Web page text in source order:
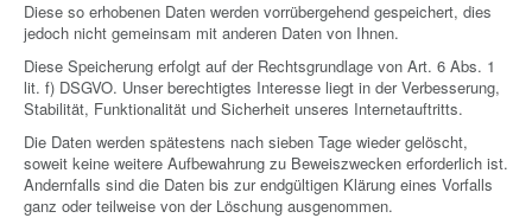
Diese so erhobenen Daten werden vorrübergehend gespeichert, dies
jedoch nicht gemeinsam mit anderen Daten von Ihnen.
Diese Speicherung erfolgt auf der Rechtsgrundlage von Art. 6 Abs. 1
lit. f) DSGVO. Unser berechtigtes Interesse liegt in der Verbesserung,
Stabilität, Funktionalität und Sicherheit unseres Internetauftritts.
Die Daten werden spätestens nach sieben Tage wieder gelöscht,
soweit keine weitere Aufbewahrung zu Beweiszwecken erforderlich ist.
Andernfalls sind die Daten bis zur endgültigen Klärung eines Vorfalls
ganz oder teilweise von der Löschung ausgenommen.